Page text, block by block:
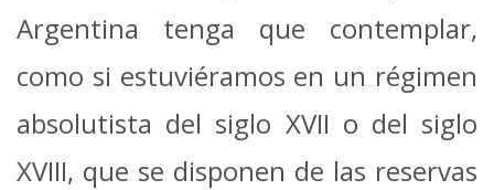
Argentina tenga que contemplar,
como si estuviéramos en un régimen
absolutista del siglo XVII o del siglo
XVIII, que se disponen de las reservas